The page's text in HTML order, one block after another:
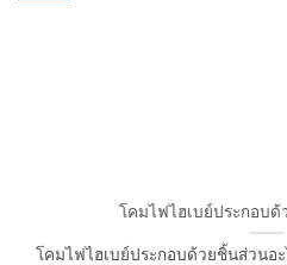
โคมไฟไฮเบย์ประกอบด้
โคมไฟไฮเบย์ประกอบด้วยชิ้นส่วนอ